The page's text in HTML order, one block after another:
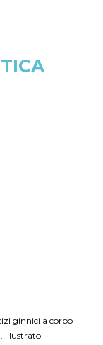
ginnici a corpo
Illustrato